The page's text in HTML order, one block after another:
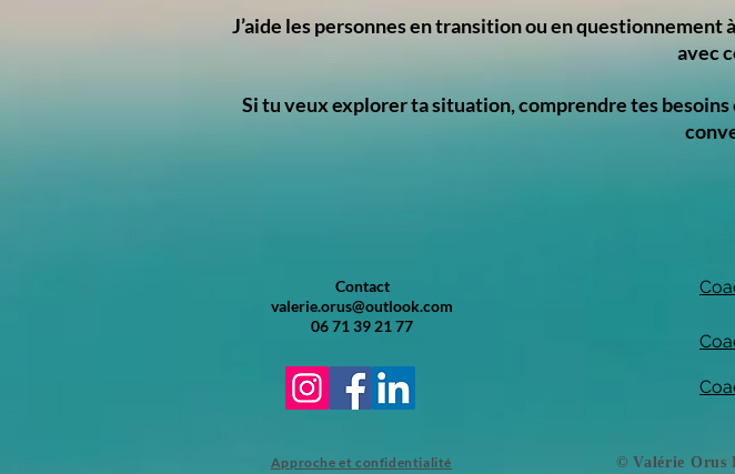
J’aide les personnes en transition ou en
avec
Si tu veux explorer ta situation, comprendre tes
Contact
valerie.orus@outlook.com
06 71 39 21 77
Approche et confidentialité ​© Valérie Orus